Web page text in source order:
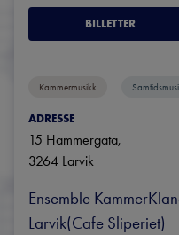
BILLETTER
Kammermusikk
ADRESSE
15 Hammergata,
3264 Larvik
Ensemble
Larvik(Cafe Sliperiet)